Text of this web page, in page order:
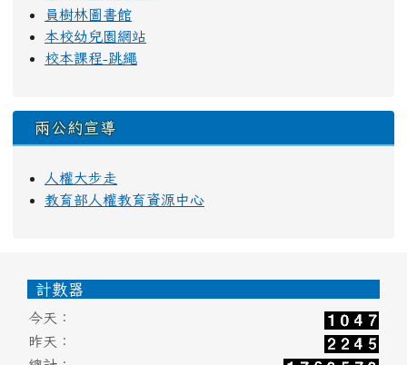
員樹林圖書館
本校幼兒園網站
校本課程-跳繩
兩公約宣導
人權大步走
教育部人權教育資源中心
頁尾區域內容
計數器
今天：
昨天：